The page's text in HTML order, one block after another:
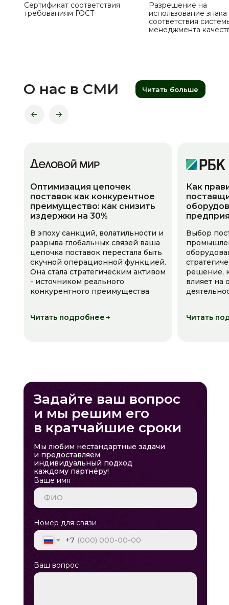
Сертификат соответствия
требованиям ГОСТ
Разрешение на
использование знака
соответствия
менеджмента
Читать больше
О нас в СМИ
Оптимизация цепочек
поставок как конкурентное
преимущество: как снизить
издержки на 30%
В эпоху санкций, волатильности и
разрыва глобальных связей ваша
цепочка поставок перестала быть
скучной операционной функцией.
Она стала стратегическим активом
- источником реального
конкурентного преимущества
Читать подробнее
Как
Выбор
решение,
влияет на
Читать
Задайте ваш вопрос
и мы решим его
в кратчайшие сроки
Мы любим нестандартные задачи
и предоставляем
индивидуальный подход
каждому партнёру!
Ваше имя
Номер для связи
+7
Ваш вопрос